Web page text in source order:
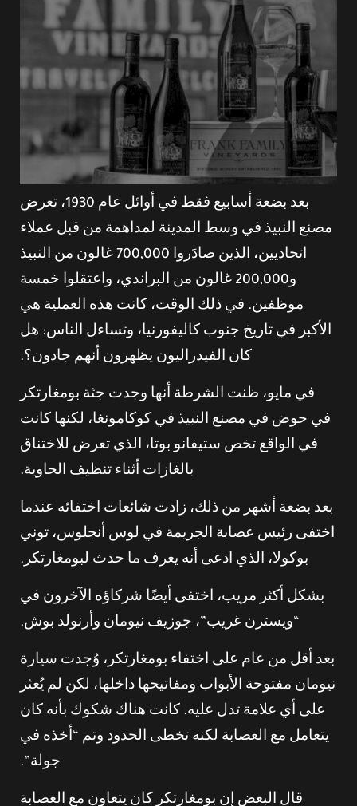
بعد بضعة أسابيع فقط في أوائل عام 1930، تعرض
مصنع النبيذ في وسط المدينة لمداهمة من قبل عملاء
اتحاديين، الذين صادَروا 700,000 غالون من النبيذ
و200,000 غالون من البراندي، واعتقلوا خمسة
موظفين. في ذلك الوقت، كانت هذه العملية هي
الأكبر في تاريخ جنوب كاليفورنيا، وتساءل الناس: هل
كان الفيدراليون يظهرون أنهم جادون؟.
في مايو، ظنت الشرطة أنها وجدت جثة بومغارتكر
في حوض في مصنع النبيذ في كوكامونغا، لكنها كانت
في الواقع تخص ستيفانو بوتا، الذي تعرض للاختناق
بالغازات أثناء تنظيف الحاوية.
بعد بضعة أشهر من ذلك، زادت شائعات اختفائه عندما
اختفى رئيس عصابة الجريمة في لوس أنجلوس، توني
بوكولا، الذي ادعى أنه يعرف ما حدث لبومغارتكر.
بشكل أكثر مريب، اختفى أيضًا شركاؤه الآخرون في
“ويسترن غريب”، جوزيف نيومان وأرنولد بوش.
بعد أقل من عام على اختفاء بومغارتكر، وُجدت سيارة
نيومان مفتوحة الأبواب ومفاتيحها داخلها، لكن لم يُعثر
على أي علامة تدل عليه. كانت هناك شكوك بأنه كان
يتعامل مع العصابة لكنه تخطى الحدود وتم “أخذه في
جولة”.
قال البعض إن بومغارتكر كان يتعاون مع العصابة